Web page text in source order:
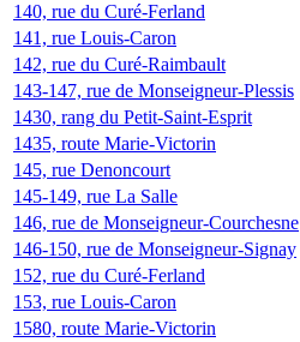
140, rue du Curé-Ferland
141, rue Louis-Caron
142, rue du Curé-Raimbault
143-147, rue de Monseigneur-Plessis
1430, rang du Petit-Saint-Esprit
1435, route Marie-Victorin
145, rue Denoncourt
145-149, rue La Salle
146, rue de Monseigneur-Courchesne
146-150, rue de Monseigneur-Signay
152, rue du Curé-Ferland
153, rue Louis-Caron
1580, route Marie-Victorin